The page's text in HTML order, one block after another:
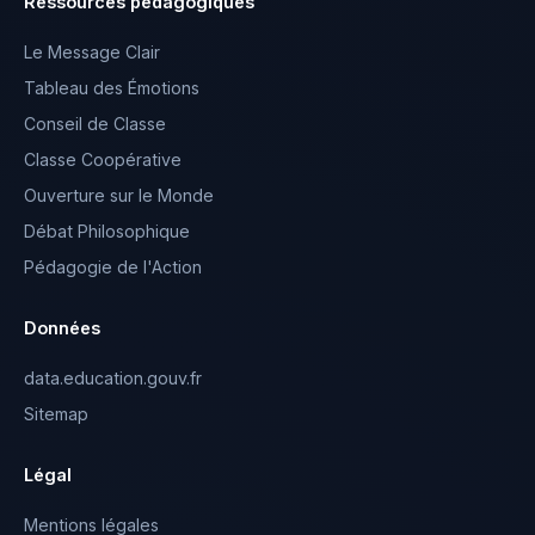
Le Message Clair
Tableau des Émotions
Conseil de Classe
Classe Coopérative
Ouverture sur le Monde
Débat Philosophique
Pédagogie de l'Action
Données
data.education.gouv.fr
Sitemap
Légal
Mentions légales